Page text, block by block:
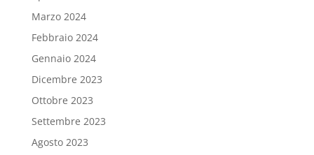
Marzo 2024
Febbraio 2024
Gennaio 2024
Dicembre 2023
Ottobre 2023
Settembre 2023
Agosto 2023